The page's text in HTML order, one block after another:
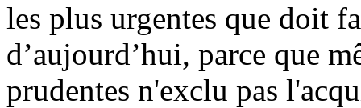
les plus urgentes que doit
d’aujourd’hui, parce que
prudentes n'exclu pas